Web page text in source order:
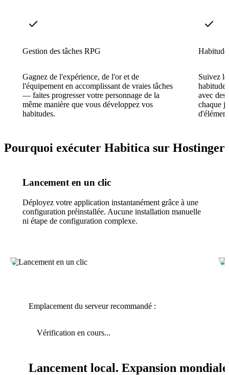
Gestion des tâches RPG
Gagnez de l'expérience, de l'or et de
l'équipement en accomplissant de vraies tâches
— faites progresser votre personnage de la
même manière que vous développez vos
habitudes.
Suivez
avec des
chaque
Pourquoi exécuter Habitica sur Hostinger
Lancement en un clic
Déployez votre application instantanément grâce à une
configuration préinstallée. Aucune installation manuelle
ni étape de configuration complexe.
Emplacement du serveur recommandé :
Vérification en cours...
Lancement local. Expansion